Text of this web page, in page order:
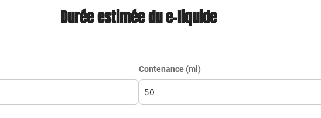
Durée estimée du e-liquide
Contenance (ml)